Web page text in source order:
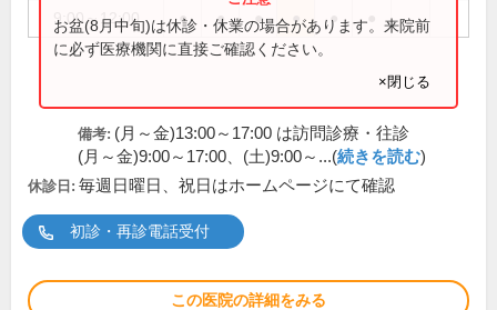
9:00～12:00 ● ● ● ● ●
お盆(8月中旬)は休診・休業の場合があります。来院前
に必ず医療機関に直接ご確認ください。
×閉じる
備考: (月～金)13:00～17:00 は訪問診療・往診
(月～金)9:00～17:00、(土)9:00～...(続きを読む)
休診日: 毎週日曜日、祝日はホームページにて確認
初診・再診電話受付
この医院の詳細をみる